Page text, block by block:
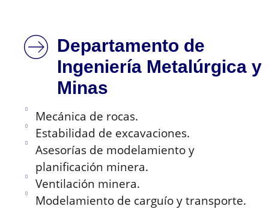
Departamento de
Ingeniería Metalúrgica y
Minas
Mecánica de rocas.
Estabilidad de excavaciones.
Asesorías de modelamiento y
planificación minera.
Ventilación minera.
Modelamiento de carguío y transporte.